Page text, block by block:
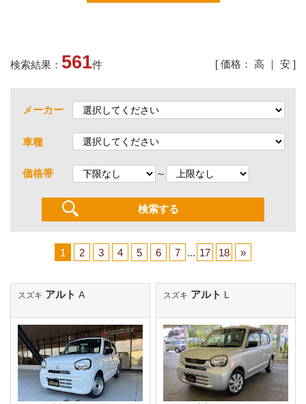
検索結果： 561件 [ 価格： 高 ｜ 安 ]
メーカー
車種
価格帯 ～
1 2 3 4 5 6 7 ... 17 18 »
スズキ アルトA スズキ アルト L